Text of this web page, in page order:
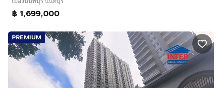
฿ 1,699,000
PREMIUM